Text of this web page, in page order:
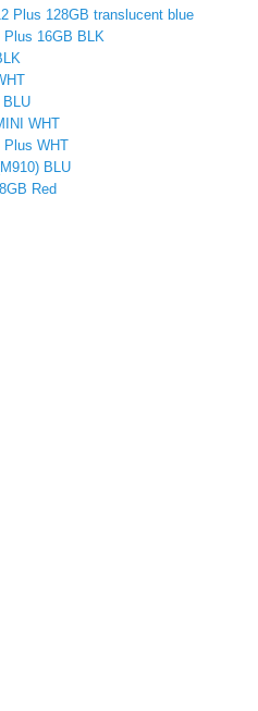
Plus 128GB translucent blue
16GB BLK
WHT
WHT
BLU
Red